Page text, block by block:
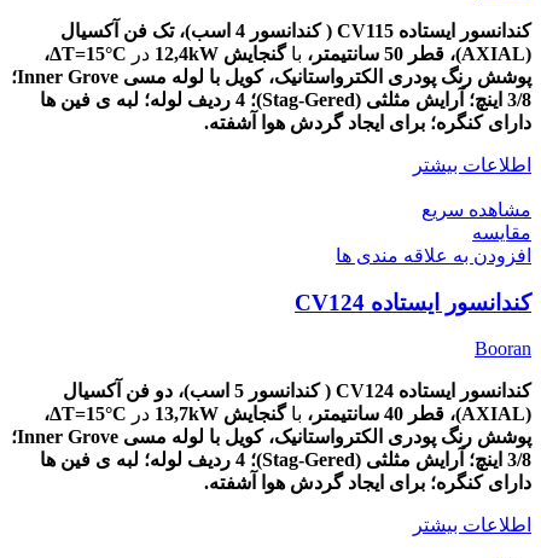
کندانسور ایستاده CV115 ( کندانسور 4 اسب)، تک
فن آکسیال
(AXIAL)،
قطر 50 سانتیمتر، باگنجایش 12,4kW در ΔT=15°C،
پوشش
رنگ پودری الکترواستانیک، کویل با لوله مسی Inner Grove؛
3/8 اینچ؛ آرایش مثلثی (Stag-Gered)؛ 4 ردیف لوله؛ لبه ی فین ها
دارای کنگره؛ برای ایجاد گردش هوا آشفته.
اطلاعات بیشتر
مشاهده سریع
مقایسه
افزودن به علاقه مندی ها
کندانسور ایستاده CV124
Booran
کندانسور ایستاده CV124 ( کندانسور 5 اسب)، دو
فن آکسیال
(AXIAL)،
قطر 40 سانتیمتر، باگنجایش 13,7kW در ΔT=15°C،
پوشش
رنگ پودری الکترواستانیک، کویل با لوله مسی Inner Grove؛
3/8 اینچ؛ آرایش مثلثی (Stag-Gered)؛ 4 ردیف لوله؛ لبه ی فین ها
دارای کنگره؛ برای ایجاد گردش هوا آشفته.
اطلاعات بیشتر